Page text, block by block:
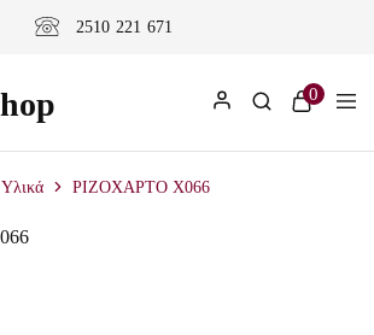
2510 221 671
0
Υλικά ΡΙΖΟΧΑΡΤΟ X066